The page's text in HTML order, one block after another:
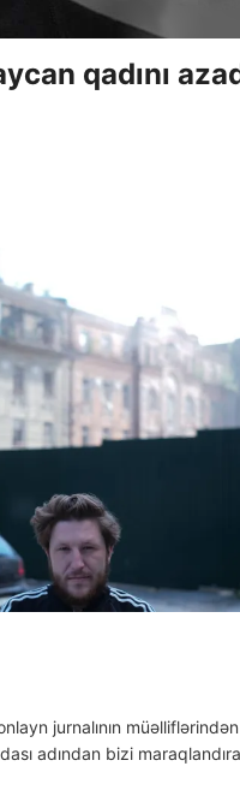
qadını
jurnalının
adından bizi